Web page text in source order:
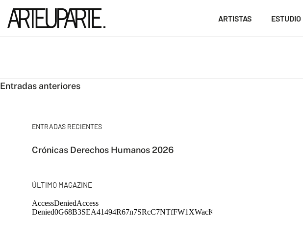
ARTISTAS ESTUDIO
Navegación
entradas
Entradas anteriores
ENTRADAS RECIENTES
Crónicas Derechos Humanos 2026
ÚLTIMO MAGAZINE